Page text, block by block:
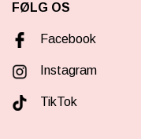
FØLG OS
Facebook
Instagram
TikTok